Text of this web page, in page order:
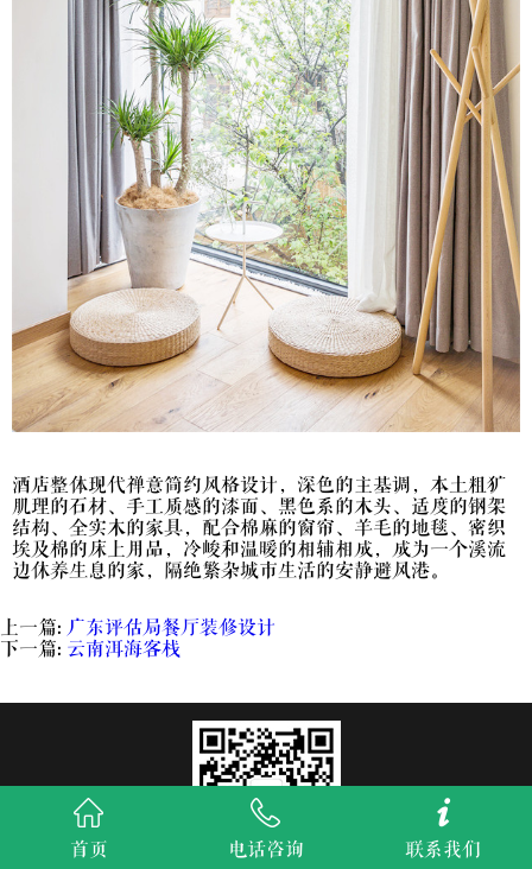
酒店整体现代禅意简约风格设计，深色的主基调，本土粗犷
肌理的石材、手工质感的漆面、黑色系的木头、适度的钢架
结构、全实木的家具，配合棉麻的窗帘、羊毛的地毯、密织
埃及棉的床上用品，冷峻和温暖的相辅相成，成为一个溪流
边休养生息的家，隔绝繁杂城市生活的安静避风港。
上一篇: 广东评估局餐厅装修设计
下一篇: 云南洱海客栈
首页 电话咨询 联系我们